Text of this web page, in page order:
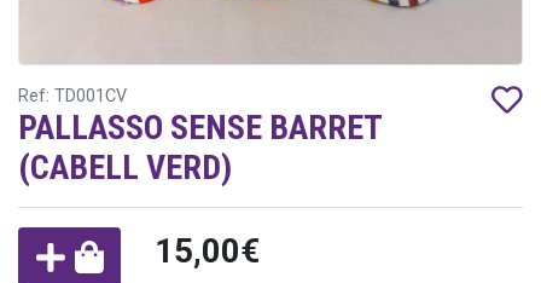
Ref: TD001CV
PALLASSO SENSE BARRET
(CABELL VERD)
15,00€